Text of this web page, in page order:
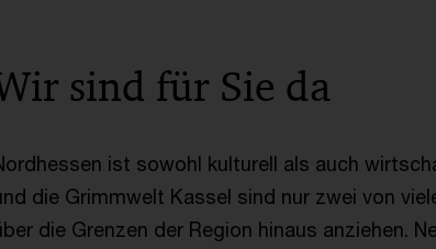
sind für Sie da
ist sowohl kulturell als auch
die Grimmwelt Kassel sind nur zwei von
die Grenzen der Region hinaus anziehen.